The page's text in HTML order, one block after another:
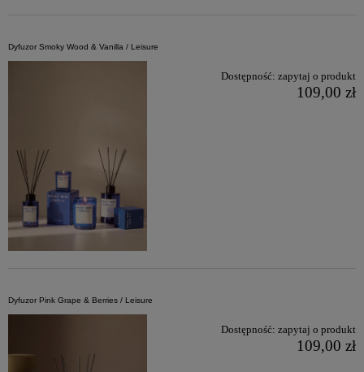
Dyfuzor Smoky Wood & Vanilla / Leisure
Dostępność: zapytaj o produkt
109,00 zł
Dyfuzor Pink Grape & Berries / Leisure
Dostępność: zapytaj o produkt
109,00 zł